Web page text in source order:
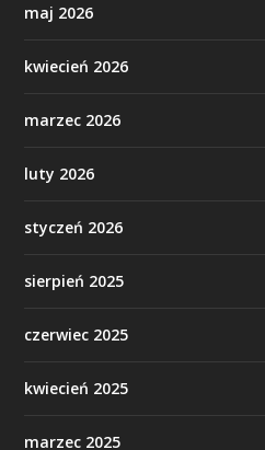
maj 2026
kwiecień 2026
marzec 2026
luty 2026
styczeń 2026
sierpień 2025
czerwiec 2025
kwiecień 2025
marzec 2025